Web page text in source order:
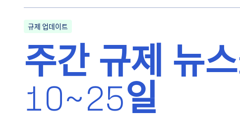
규제 업데이트
주간 규제 뉴
10~25일